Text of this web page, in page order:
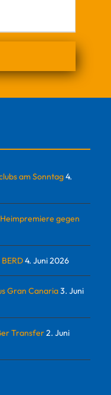
am Sonntag4.
gegen
4. Juni 2026
Gran Canaria3. Juni
Transfer2. Juni